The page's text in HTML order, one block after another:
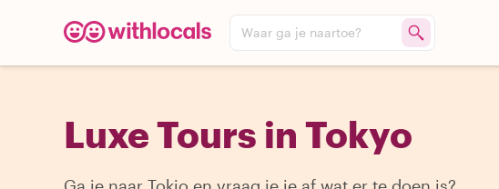
Waar ga je naartoe?
Luxe Tours in Tokyo